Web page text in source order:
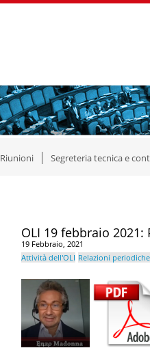
Riunioni Segreteria tecnica e
OLI 19 febbraio
19 Febbraio, 2021
Attività dell'OLI Relazioni periodiche